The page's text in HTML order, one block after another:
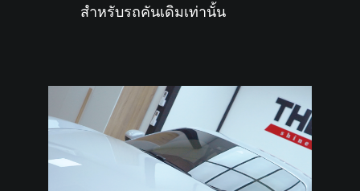
สำหรับรถคันเดิมเท่านั้น